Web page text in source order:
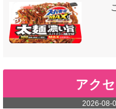
アク
2026-08-